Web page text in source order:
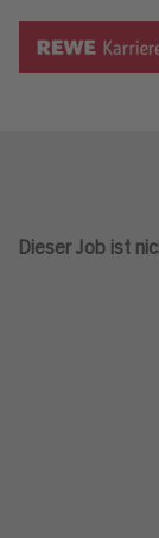
Dieser Job ist